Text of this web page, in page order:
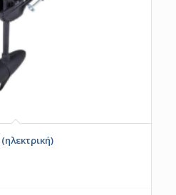
(ηλεκτρική)